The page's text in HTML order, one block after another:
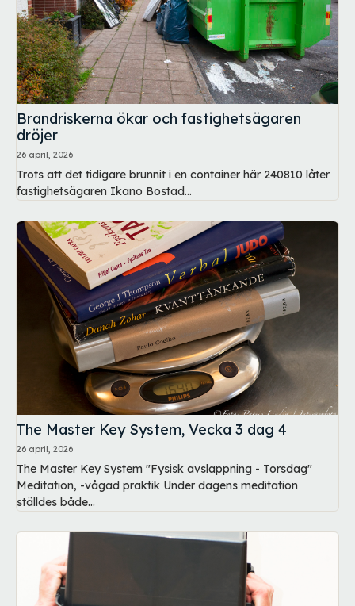
Brandriskerna ökar och fastighetsägaren
dröjer
26 april, 2026
Trots att det tidigare brunnit i en container här 240810 låter
fastighetsägaren Ikano Bostad...
The Master Key System, Vecka 3 dag 4
26 april, 2026
The Master Key System "Fysisk avslappning - Torsdag"
Meditation, -vågad praktik Under dagens meditation
ställdes både...